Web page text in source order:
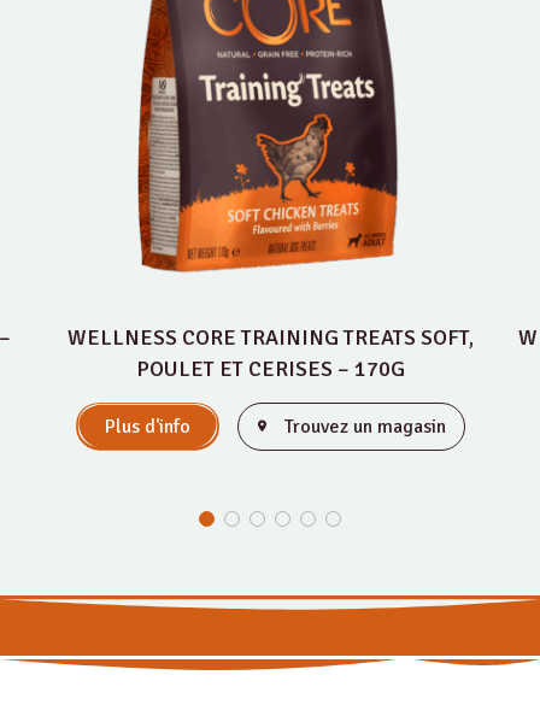
WELLNESS CORE TRAINING TREATS SOFT,
POULET ET CERISES – 170G
Plus d'info Trouvez un magasin